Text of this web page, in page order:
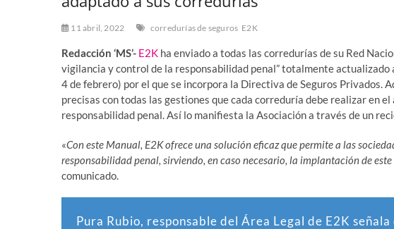
11 abril, 2022 corredurías de seguros E2K
Redacción ‘MS’- E2K ha enviado a todas las corredurías de su Red
vigilancia y control de la responsabilidad penal” totalmente
4 de febrero) por el que se incorpora la Directiva de Seguros Privados.
precisas con todas las gestiones que cada correduría debe realizar en
responsabilidad penal. Así lo manifiesta la Asociación a través de un
«Con este Manual, E2K ofrece una solución eficaz que permite a las
responsabilidad penal, sirviendo, en caso necesario, la implantación de
comunicado.
Pura Rubio, responsable del Área Legal de E2K